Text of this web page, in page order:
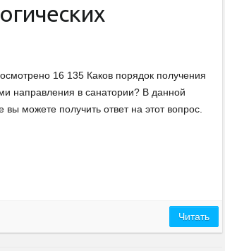
16 135 Каков порядок получения
направления в санатории? В данной
вы можете получить ответ на этот вопрос.
Читать